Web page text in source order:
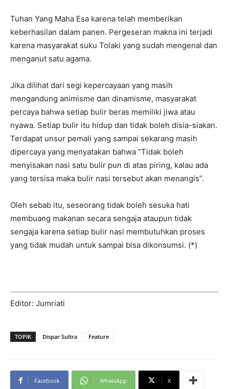
Tuhan Yang Maha Esa karena telah memberikan
keberhasilan dalam panen. Pergeseran makna ini terjadi
karena masyarakat suku Tolaki yang sudah mengenal dan
menganut satu agama.
Jika dilihat dari segi kepercayaan yang masih
mengandung animisme dan dinamisme, masyarakat
percaya bahwa setiap bulir beras memiliki jiwa atau
nyawa. Setiap bulir itu hidup dan tidak boleh disia-siakan.
Terdapat unsur pemali yang sampai sekarang masih
dipercaya yang menyatakan bahwa “Tidak boleh
menyisakan nasi satu bulir pun di atas piring, kalau ada
yang tersisa maka bulir nasi tersebut akan menangis”.
Oleh sebab itu, seseorang tidak boleh sesuka hati
membuang makanan secara sengaja ataupun tidak
sengaja karena setiap bulir nasi membutuhkan proses
yang tidak mudah untuk sampai bisa dikonsumsi. (*)
Editor: Jumriati
TOPIK Dispar Sultra Feature
Facebook WhatsApp X